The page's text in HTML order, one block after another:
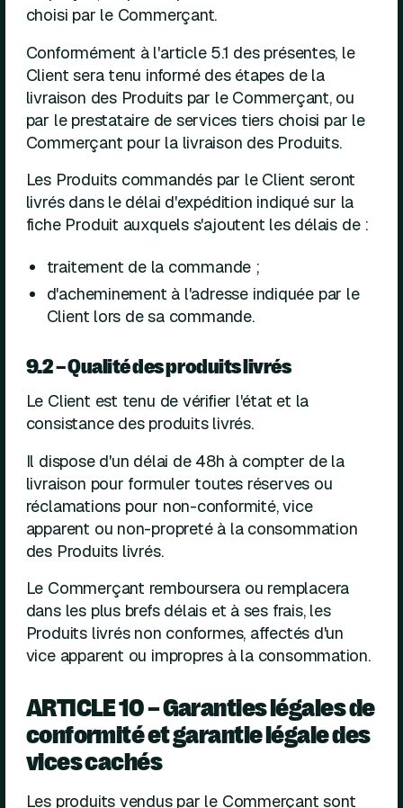
choisi par le Commerçant.
Conformément à l'article 5.1 des présentes, le
Client sera tenu informé des étapes de la
livraison des Produits par le Commerçant, ou
par le prestataire de services tiers choisi par le
Commerçant pour la livraison des Produits.
Les Produits commandés par le Client seront
livrés dans le délai d'expédition indiqué sur la
fiche Produit auxquels s'ajoutent les délais de :
traitement de la commande ;
d'acheminement à l'adresse indiquée par le
Client lors de sa commande.
9.2 – Qualité des produits livrés
Le Client est tenu de vérifier l'état et la
consistance des produits livrés.
Il dispose d'un délai de 48h à compter de la
livraison pour formuler toutes réserves ou
réclamations pour non-conformité, vice
apparent ou non-propreté à la consommation
des Produits livrés.
Le Commerçant remboursera ou remplacera
dans les plus brefs délais et à ses frais, les
Produits livrés non conformes, affectés d'un
vice apparent ou impropres à la consommation.
ARTICLE 10 – Garanties légales de
conformité et garantie légale des
vices cachés
Les produits vendus par le Commerçant sont